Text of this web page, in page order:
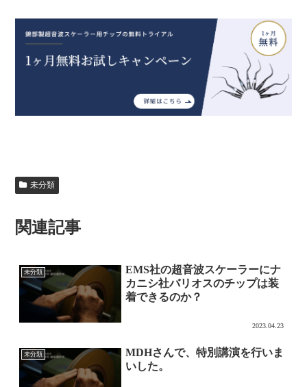
未分類
関連記事
未分類
EMS社の超音波スケーラーにナ
カニシ社バリオスのチップは装
着できるのか？
2023.04.23
未分類
MDHさんで、特別講演を行いま
いした。